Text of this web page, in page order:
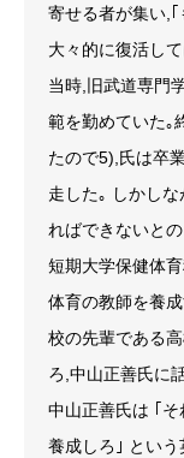
寄せる者が集い,
大々的に復活し
当時,旧武道専門
範を勤めていた｡
たので5),氏は卒
走した｡ しかし
ればできないと
短期大学保健体
体育の教師を養
校の先輩である
ろ,中山正善氏に
中山正善氏は ｢
養成しろ｣ とい